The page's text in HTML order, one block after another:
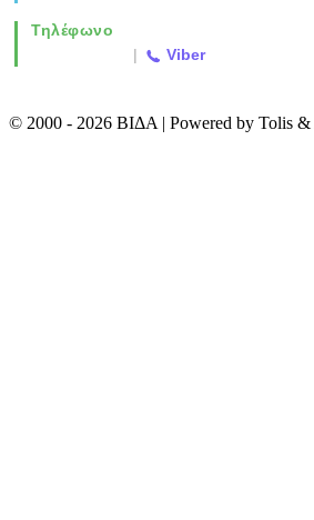
Τηλέφωνο
| Viber
© 2000 - 2026 ΒΙΔΑ | Powered by Tolis &